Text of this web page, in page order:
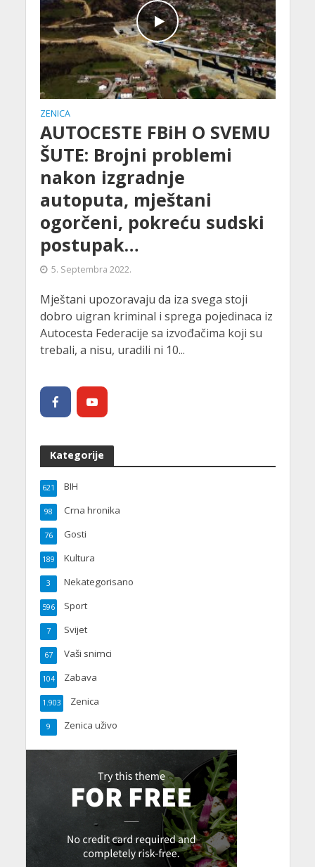
ZENICA
AUTOCESTE FBiH O SVEMU
ŠUTE: Brojni problemi
nakon izgradnje
autoputa, mještani
ogorčeni, pokreću sudski
postupak…
5. Septembra 2022.
Mještani upozoravaju da iza svega stoji
dobro uigran kriminal i sprega pojedinaca iz
Autocesta Federacije sa izvođačima koji su
trebali, a nisu, uradili ni 10...
Kategorije
BIH
621
Crna hronika
98
Gosti
76
Kultura
189
Nekategorisano
3
Sport
596
Svijet
7
Vaši snimci
67
Zabava
104
Zenica
1.903
Zenica uživo
9